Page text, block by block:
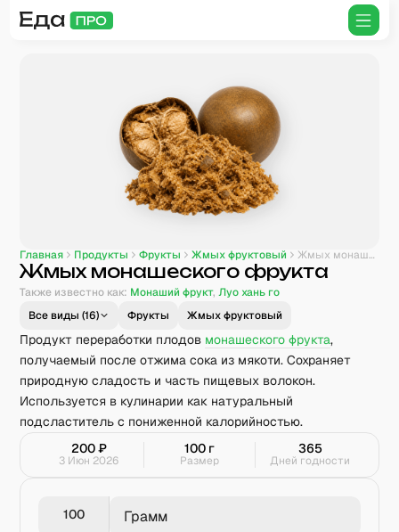
Главная Продукты Фрукты Жмых фруктовый Жмых монашеского фрукта
Жмых монашеского фрукта
Также известно как: Монаший фрукт,Луо хань го
Все виды (16) Фрукты Жмых фруктовый
Продукт переработки плодов монашеского фрукта,
получаемый после отжима сока из мякоти. Сохраняет
природную сладость и часть пищевых волокон.
Используется в кулинарии как натуральный
подсластитель с пониженной калорийностью.
200₽
3 Июн 2026
100 г
Размер
365
Дней годности
Грамм